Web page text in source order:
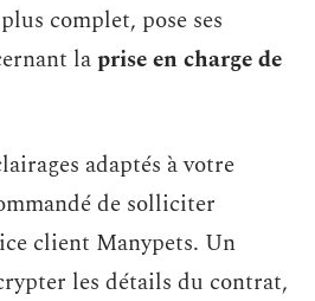
complet, pose ses
laprise en charge de
adaptés à votre
de solliciter
client Manypets. Un
les détails du contrat,